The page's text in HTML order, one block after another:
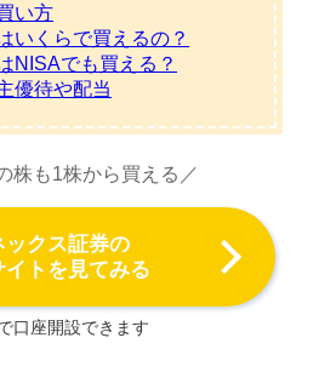
い方
いくらで買えるの？
NISAでも買える？
優待や配当
株も1株から買える／
ックス証券の
イトを見てみる
口座開設できます